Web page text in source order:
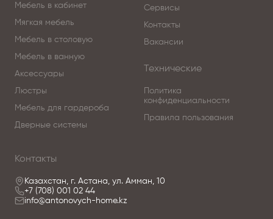
Мебель в кабинет
Мягкая мебель
Мебель в столовую
Мебель в ванную
Аксессуары
Люстры
Мебель для гардероба
Дверные системы
Сервисы
Контакты
Вакансии
Технические
Политика
конфиденциальности
Правила пользования
Контакты
Казахстан, г. Астана, ул. Амман, 10
+7 (708) 001 02 44
info@antonovych-home.kz